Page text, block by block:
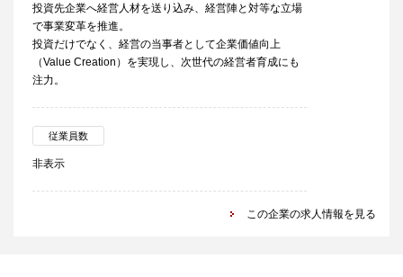
投資先企業へ経営人材を送り込み、経営陣と対等な立場
で事業変革を推進。
投資だけでなく、経営の当事者として企業価値向上
（Value Creation）を実現し、次世代の経営者育成にも
注力。
従業員数
非表示
この企業の求人情報を見る